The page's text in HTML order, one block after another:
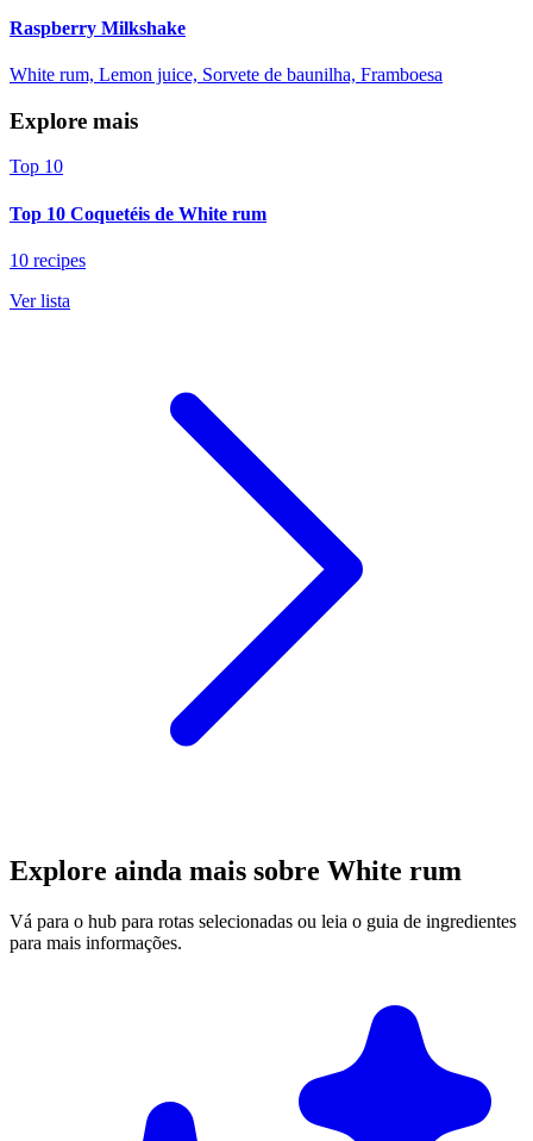
Raspberry Milkshake
White rum, Lemon juice, Sorvete de baunilha, Framboesa
Explore mais
Top 10
Top 10 Coquetéis de White rum
10 recipes
Ver lista
Explore ainda mais sobre White rum
Vá para o hub para rotas selecionadas ou leia o guia de ingredientes
para mais informações.